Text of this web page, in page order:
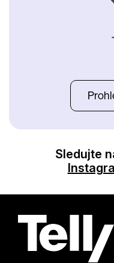
Sledujte